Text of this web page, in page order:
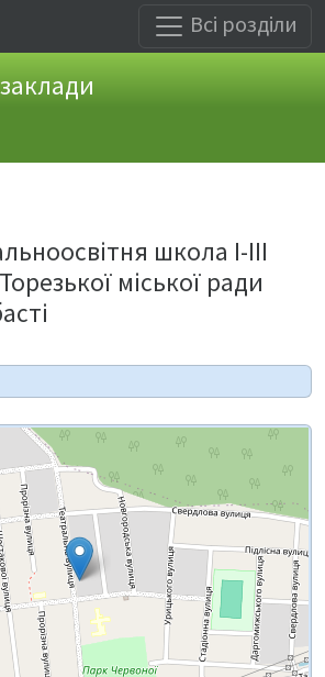
Всі розділи
школа І-ІІІ
міської ради